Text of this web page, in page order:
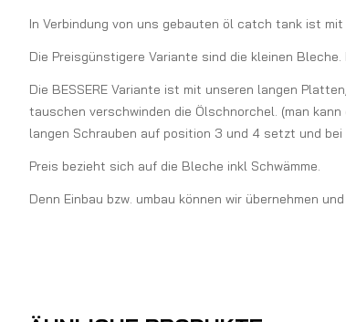
In Verbindung von uns gebauten öl catch tank ist
Die Preisgünstigere Variante sind die kleinen
Die BESSERE Variante ist mit unseren langen
tauschen verschwinden die Ölschnorchel. (man
langen Schrauben auf position 3 und 4 setzt und
Preis bezieht sich auf die Bleche inkl Schwämme.
Denn Einbau bzw. umbau können wir übernehmen